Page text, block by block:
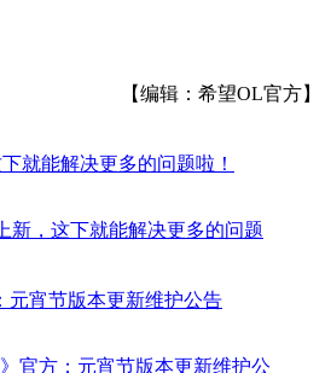
【编辑：希望OL官方】
就能解决更多的问题啦！
元宵节版本更新维护公告